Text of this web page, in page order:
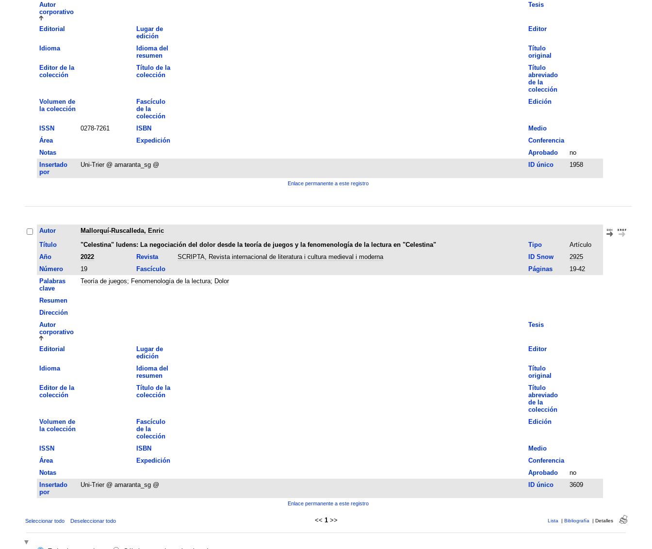
Autor
corporativo
Tesis
Editorial
Lugar de
edición
Editor
Idioma
Idioma del
resumen
Título
original
Editor de la
colección
Título de la
colección
Título
abreviado
de la
colección
Volumen de
la colección
Fascículo
de la
colección
Edición
ISSN 0278-7261 ISBN
Medio
Área
Expedición
Conferencia
Notas
Aprobado
no
Insertado
por
Uni-Trier @ amaranta_sg @ ID único 1958
Enlace permanente a este registro
Autor
Mallorquí-Ruscalleda, Enric
Título
"Celestina" ludens: La negociación del dolor desde la teoría de juegos y la fenomenología de la lectura en "Celestina" Tipo
Artículo
Año
2022 Revista SCRIPTA, Revista internacional de literatura i cultura medieval i moderna ID Snow
2925
Número
19 Fascículo Páginas
19-42
Palabras
clave
Teoría de juegos; Fenomenología de la lectura; Dolor
Resumen
Dirección
Autor
corporativo
Tesis
Editorial
Lugar de
edición
Editor
Idioma
Idioma del
resumen
Título
original
Editor de la
colección
Título de la
colección
Título
abreviado
de la
colección
Volumen de
la colección
Fascículo
de la
colección
Edición
ISSN ISBN
Medio
Área
Expedición
Conferencia
Notas
Aprobado
no
Insertado
por
Uni-Trier @ amaranta_sg @ ID único 3609
Enlace permanente a este registro
Seleccionar todo Deseleccionar todo << 1 >> Lista | Bibliografía | Detalles